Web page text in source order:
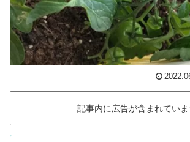
記事内に広告が含まれていま